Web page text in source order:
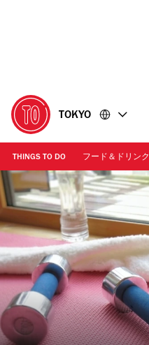
に
移
動
移
動
TOKYO
THINGS TO DO フード＆ドリンク